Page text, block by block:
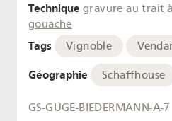
Technique gravure au trait
gouache
Tags Vignoble
Géographie Schaffhouse
GS-GUGE-BIEDERMANN-A-7